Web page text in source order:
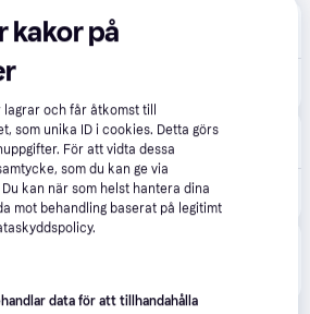
2 dagar
5.0(1)
4 dagar
Fristad Byxa Carbon semistretch (Kulör: Svart Storlek: S)1 005 kr
kakor på
lagrar och får åtkomst till
som unika ID i cookies. Detta görs
För att vidta dessa
som du kan ge via
kan när som helst hantera dina
mot behandling baserat på legitimt
data för att tillhandahålla